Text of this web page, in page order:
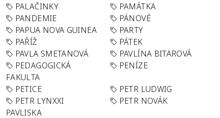
PALAČINKY
PAMÁTKA
PANDEMIE
PÁNOVÉ
PAPUA NOVA GUINEA
PARTY
PAŘÍŽ
PÁTEK
PAVLA SMETANOVÁ
PAVLÍNA BITAROVÁ
PEDAGOGICKÁ
FAKULTA
PENÍZE
PETICE
PETR LUDWIG
PETR LYNXXI
PAVLISKA
PETR NOVÁK